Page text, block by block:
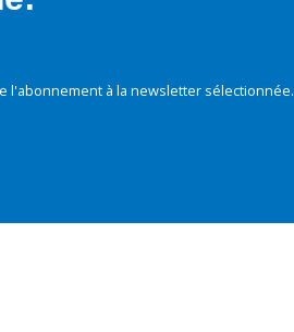
à la newsletter sélectionnée.